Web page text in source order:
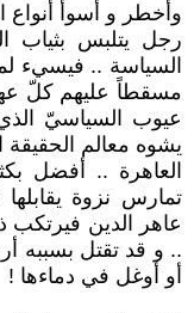
وأخطر و أسوأ أنواع
رجل يتلبس بثياب
السياسة .. فيسيء
مسقطاً عليهم كلّ
عيوب السياسيّ
يشوه معالم
العاهرة .. أفضل
تمارس نزوة
عاهر الدين فيرتكب
.. و قد تقتل بسببه
أو أوغل في دماءها !